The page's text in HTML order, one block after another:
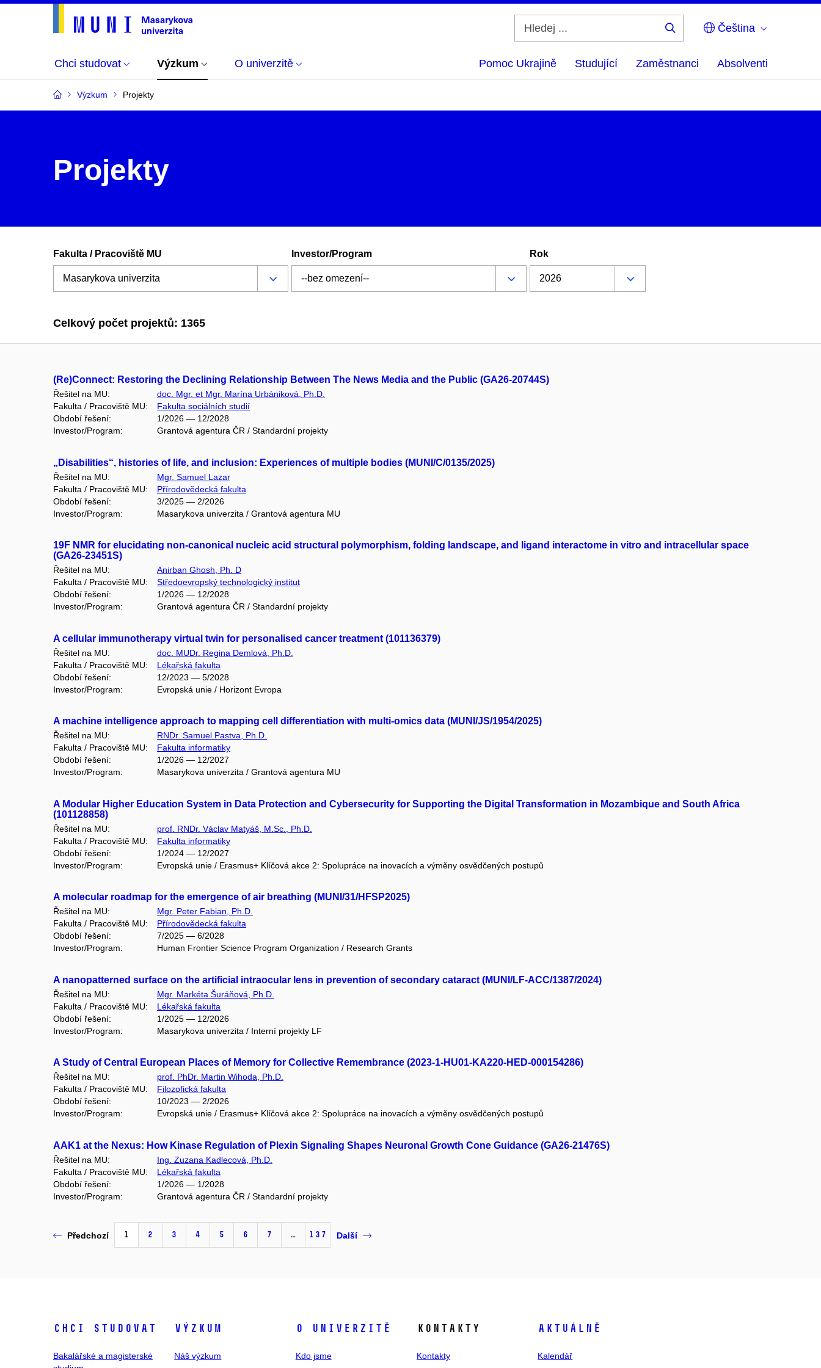
Čeština
Chci studovat Výzkum O univerzitě Pomoc Ukrajině Studující Zaměstnanci Absolventi
Výzkum Projekty
Projekty
Fakulta / Pracoviště MU Investor/Program Rok
Celkový počet projektů: 1365
(Re)Connect: Restoring the Declining Relationship Between The News Media and the Public (GA26-20744S)
Řešitel na MU:
doc. Mgr. et Mgr. Marína Urbániková, Ph.D.
Fakulta / Pracoviště MU:
Fakulta sociálních studií
Období řešení:
1/2026 — 12/2028
Investor/Program:
Grantová agentura ČR / Standardní projekty
„Disabilities“, histories of life, and inclusion: Experiences of multiple bodies (MUNI/C/0135/2025)
Řešitel na MU:
Mgr. Samuel Lazar
Fakulta / Pracoviště MU:
Přírodovědecká fakulta
Období řešení:
3/2025 — 2/2026
Investor/Program:
Masarykova univerzita / Grantová agentura MU
19F NMR for elucidating non-canonical nucleic acid structural polymorphism, folding landscape, and ligand interactome in vitro and intracellular space
(GA26-23451S)
Řešitel na MU:
Anirban Ghosh, Ph. D
Fakulta / Pracoviště MU:
Středoevropský technologický institut
Období řešení:
1/2026 — 12/2028
Investor/Program:
Grantová agentura ČR / Standardní projekty
A cellular immunotherapy virtual twin for personalised cancer treatment (101136379)
Řešitel na MU:
doc. MUDr. Regina Demlová, Ph.D.
Fakulta / Pracoviště MU:
Lékařská fakulta
Období řešení:
12/2023 — 5/2028
Investor/Program:
Evropská unie / Horizont Evropa
A machine intelligence approach to mapping cell differentiation with multi-omics data (MUNI/JS/1954/2025)
Řešitel na MU:
RNDr. Samuel Pastva, Ph.D.
Fakulta / Pracoviště MU:
Fakulta informatiky
Období řešení:
1/2026 — 12/2027
Investor/Program:
Masarykova univerzita / Grantová agentura MU
A Modular Higher Education System in Data Protection and Cybersecurity for Supporting the Digital Transformation in Mozambique and South Africa
(101128858)
Řešitel na MU:
prof. RNDr. Václav Matyáš, M.Sc., Ph.D.
Fakulta / Pracoviště MU:
Fakulta informatiky
Období řešení:
1/2024 — 12/2027
Investor/Program:
Evropská unie / Erasmus+ Klíčová akce 2: Spolupráce na inovacích a výměny osvědčených postupů
A molecular roadmap for the emergence of air breathing (MUNI/31/HFSP2025)
Řešitel na MU:
Mgr. Peter Fabian, Ph.D.
Fakulta / Pracoviště MU:
Přírodovědecká fakulta
Období řešení:
7/2025 — 6/2028
Investor/Program:
Human Frontier Science Program Organization / Research Grants
A nanopatterned surface on the artificial intraocular lens in prevention of secondary cataract (MUNI/LF-ACC/1387/2024)
Řešitel na MU:
Mgr. Markéta Šuráňová, Ph.D.
Fakulta / Pracoviště MU:
Lékařská fakulta
Období řešení:
1/2025 — 12/2026
Investor/Program:
Masarykova univerzita / Interní projekty LF
A Study of Central European Places of Memory for Collective Remembrance (2023-1-HU01-KA220-HED-000154286)
Řešitel na MU:
prof. PhDr. Martin Wihoda, Ph.D.
Fakulta / Pracoviště MU:
Filozofická fakulta
Období řešení:
10/2023 — 2/2026
Investor/Program:
Evropská unie / Erasmus+ Klíčová akce 2: Spolupráce na inovacích a výměny osvědčených postupů
AAK1 at the Nexus: How Kinase Regulation of Plexin Signaling Shapes Neuronal Growth Cone Guidance (GA26-21476S)
Řešitel na MU:
Ing. Zuzana Kadlecová, Ph.D.
Fakulta / Pracoviště MU:
Lékařská fakulta
Období řešení:
1/2026 — 1/2028
Investor/Program:
Grantová agentura ČR / Standardní projekty
Předchozí 1 2 3 4 5 6 7 … 137 Další
Chci studovat
Bakalářské a magisterské
Výzkum
Náš výzkum
O univerzitě
Kdo jsme
Kontakty
Kontakty
Aktuálně
Kalendář